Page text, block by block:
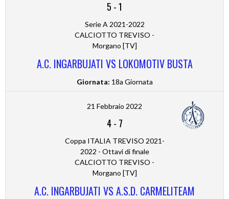
5 -1
Serie A 2021-2022
CALCIOTTO TREVISO -
Morgano [TV]
A.C. INGARBUJATI VS LOKOMOTIV BUSTA
Giornata: 18a Giornata
21 Febbraio 2022
4- 7
Coppa ITALIA TREVISO 2021-
2022 - Ottavi di finale
CALCIOTTO TREVISO -
Morgano [TV]
A.C. INGARBUJATI VS A.S.D. CARMELITEAM